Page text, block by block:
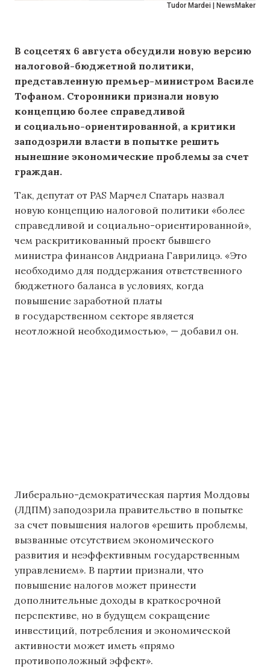
Tudor Mardei | NewsMaker
В соцсетях 6 августа обсудили новую версию
налоговой-бюджетной политики,
представленную премьер-министром Василе
Тофаном. Сторонники признали новую
концепцию более справедливой
и социально-ориентированной, а критики
заподозрили власти в попытке решить
нынешние экономические проблемы за счет
граждан.
Так, депутат от PAS Марчел Спатарь назвал
новую концепцию налоговой политики «более
справедливой и социально-ориентированной»,
чем раскритикованный проект бывшего
министра финансов Андриана Гаврилицэ. «Это
необходимо для поддержания ответственного
бюджетного баланса в условиях, когда
повышение заработной платы
в государственном секторе является
неотложной необходимостью», — добавил он.
Либерально-демократическая партия Молдовы
(ЛДПМ) заподозрила правительство в попытке
за счет повышения налогов «решить проблемы,
вызванные отсутствием экономического
развития и неэффективным государственным
управлением». В партии признали, что
повышение налогов может принести
дополнительные доходы в краткосрочной
перспективе, но в будущем сокращение
инвестиций, потребления и экономической
активности может иметь «прямо
противоположный эффект».